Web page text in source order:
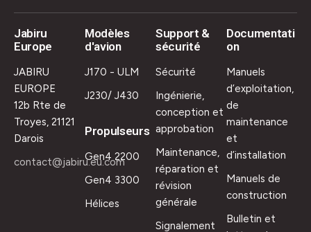
Jabiru
Europe
JABIRU
EUROPE
12b Rte de
Troyes, 21121
Darois
contact@jabiru.eu.com
Modèles
d'avion
J170 - ULM
J230/ J430
Propulseurs
Gen4 2200
Gen4 3300
Hélices
Support &
sécurité
Sécurité
Ingénierie,
conception et
approbation
Maintenance,
réparation et
révision
générale
Signalement
Documentati
on
Manuels
d’exploitation,
de
maintenance
et
d’installation
Manuels de
construction
Bulletin et